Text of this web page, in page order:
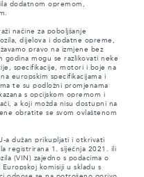
dodatnom opremom,
načine za poboljšanje
dijelova i dodatne opreme,
pravo na izmjene bez
godina mogu se razlikovati neke
specifikacije, motori i boje na
europskim specifikacijama i
te su podložni promjenama
s opcijskom opremom i
a koji možda nisu dostupni na
obratite se svom ovlaštenom
a dužan prikupljati i otkrivati
registrirana 1. siječnja 2021. ili
(VIN) zajedno s podacima o
komisiji u skladu s